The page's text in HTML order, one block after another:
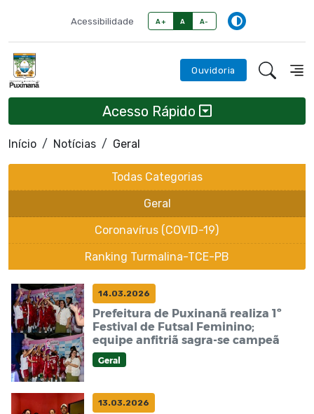
Acessibilidade A+ A A-
Ouvidoria
Acesso Rápido
Início Notícias Geral
Todas Categorias
Geral
Coronavírus (COVID-19)
Ranking Turmalina-TCE-PB
14.03.2026
Prefeitura de Puxinanã realiza 1º
Festival de Futsal Feminino;
equipe anfitriã sagra-se campeã
Geral
13.03.2026